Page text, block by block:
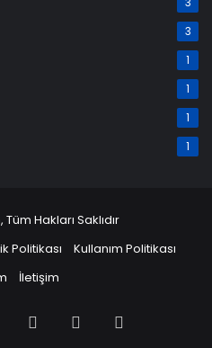
3
1
1
1
1
Hakları Saklıdır
Politikası
Kullanım Politikası
İletişim
PinterestLinkedInYouTube